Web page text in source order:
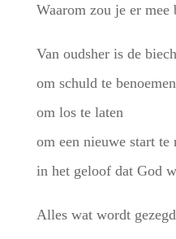
Waarom zou je er
Van oudsher is de
om schuld te benoemen
om los te laten
om een nieuwe start te
in het geloof dat God
Alles wat wordt